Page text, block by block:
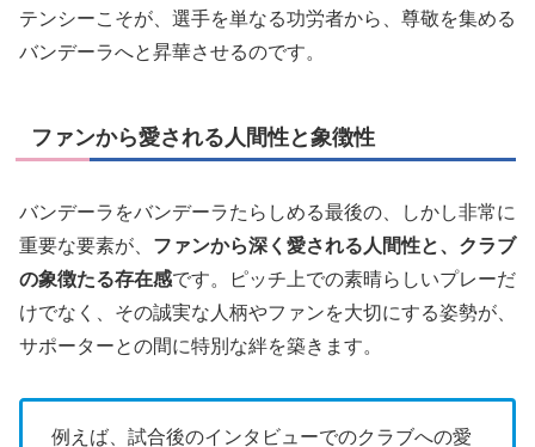
テンシーこそが、選手を単なる功労者から、尊敬を集める
バンデーラへと昇華させるのです。
ファンから愛される人間性と象徴性
バンデーラをバンデーラたらしめる最後の、しかし非常に
重要な要素が、 ファンから深く愛される人間性と、クラブ
の象徴たる存在感です。ピッチ上での素晴らしいプレーだ
けでなく、その誠実な人柄やファンを大切にする姿勢が、
サポーターとの間に特別な絆を築きます。
例えば、試合後のインタビューでのクラブへの愛